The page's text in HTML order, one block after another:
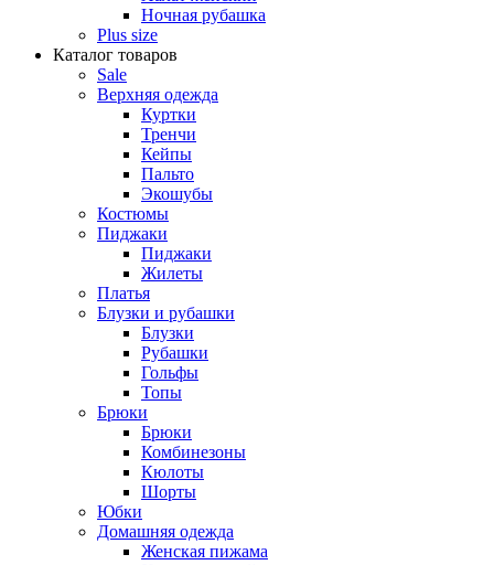
Ночная рубашка
Plus size
Каталог товаров
Sale
Верхняя одежда
Куртки
Тренчи
Кейпы
Пальто
Экошубы
Костюмы
Пиджаки
Пиджаки
Жилеты
Платья
Блузки и рубашки
Блузки
Рубашки
Гольфы
Топы
Брюки
Брюки
Комбинезоны
Кюлоты
Шорты
Юбки
Домашняя одежда
Женская пижама